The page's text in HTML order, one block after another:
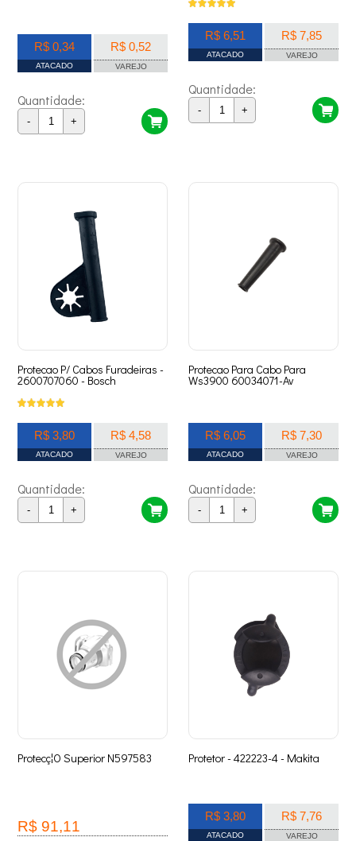
R$ 0,34
ATACADO
R$ 0,52
VAREJO
Quantidade:
- +
R$ 6,51
ATACADO
R$ 7,85
VAREJO
Quantidade:
- +
Protecao P/ Cabos Furadeiras -
2600707060 - Bosch
R$ 3,80
ATACADO
R$ 4,58
VAREJO
Quantidade:
- +
Protecao Para Cabo Para
Ws3900 60034071-Av
R$ 6,05
ATACADO
R$ 7,30
VAREJO
Quantidade:
- +
Protecç¦O Superior N597583
R$ 91,11
Protetor - 422223-4 - Makita
R$ 3,80
ATACADO
R$ 7,76
VAREJO